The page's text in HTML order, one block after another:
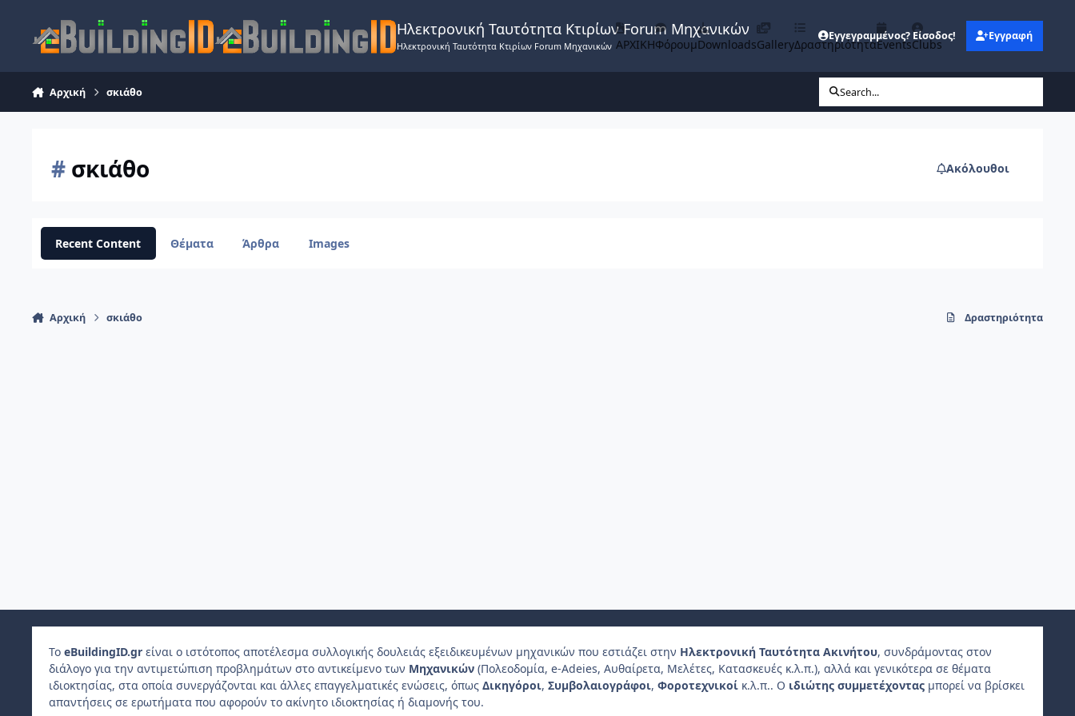
Ηλεκτρονική Ταυτότητα Κτιρίων Forum Μηχανικών
Ηλεκτρονική Ταυτότητα Κτιρίων Forum Μηχανικών ΑΡΧΙΚΗΦόρουμDownloadsGalleryΔραστηριότηταEventsClubs
Εγγεγραμμένος? Είσοδος! Εγγραφή
Αρχική σκιάθο Search...
#σκιάθο Ακόλουθοι
Recent Content Θέματα Άρθρα Images
Αρχική σκιάθο Δραστηριότητα
Το eBuildingID.gr είναι ο ιστότοπος αποτέλεσμα συλλογικής δουλειάς εξειδικευμένων μηχανικών που εστιάζει στην Ηλεκτρονική Ταυτότητα Ακινήτου, συνδράμοντας στον
διάλογο για την αντιμετώπιση προβλημάτων στο αντικείμενο των Μηχανικών (Πολεοδομία, e-Adeies, Αυθαίρετα, Μελέτες, Κατασκευές κ.λ.π.), αλλά και γενικότερα σε θέματα
ιδιοκτησίας, στα οποία συνεργάζονται και άλλες επαγγελματικές ενώσεις, όπως Δικηγόροι, Συμβολαιογράφοι, Φοροτεχνικοί κ.λ.π.. Ο ιδιώτης συμμετέχοντας μπορεί να βρίσκει
απαντήσεις σε ερωτήματα που αφορούν το ακίνητο ιδιοκτησίας ή διαμονής του.